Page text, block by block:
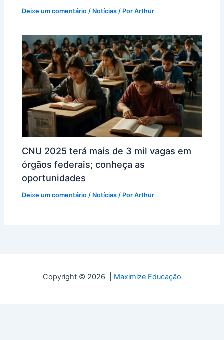
Deixe um comentário / Notícias / PorArthur
CNU 2025 terá mais de 3 mil vagas em
órgãos federais; conheça as
oportunidades
Deixe um comentário / Notícias / PorArthur
Copyright © 2026 | Maximize Educação